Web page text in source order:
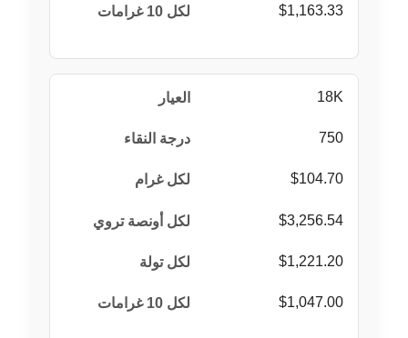
$1,163.33
18K
750
$104.70
$3,256.54
$1,221.20
$1,047.00